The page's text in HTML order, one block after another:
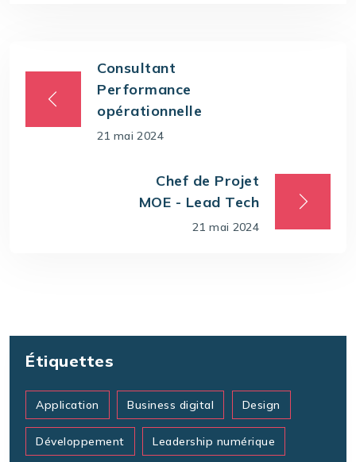
Consultant
Performance
opérationnelle
21 mai 2024
Chef de Projet
MOE - Lead Tech
21 mai 2024
Étiquettes
Application Business digital Design
Développement Leadership numérique